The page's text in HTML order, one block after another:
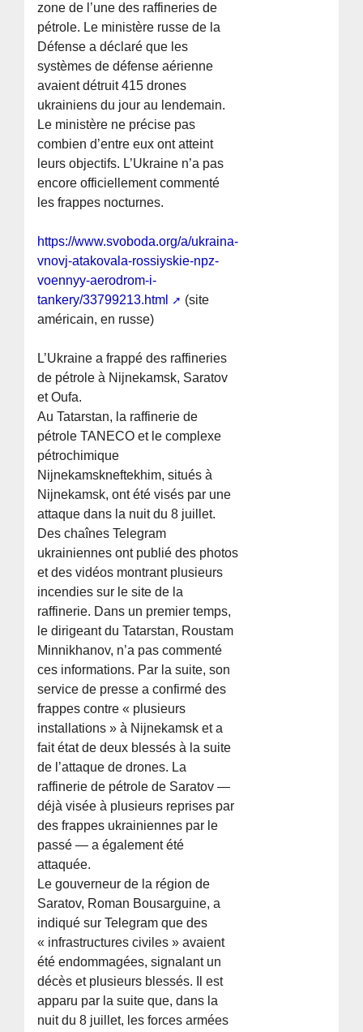
zone de l’une des raffineries de
pétrole. Le ministère russe de la
Défense a déclaré que les
systèmes de défense aérienne
avaient détruit 415 drones
ukrainiens du jour au lendemain.
Le ministère ne précise pas
combien d’entre eux ont atteint
leurs objectifs. L’Ukraine n’a pas
encore officiellement commenté
les frappes nocturnes.
https://www.svoboda.org/a/ukraina-
vnovj-atakovala-rossiyskie-npz-
voennyy-aerodrom-i-
tankery/33799213.html
(site
américain, en russe)
L’Ukraine a frappé des raffineries
de pétrole à Nijnekamsk, Saratov
et Oufa.
Au Tatarstan, la raffinerie de
pétrole TANECO et le complexe
pétrochimique
Nijnekamskneftekhim, situés à
Nijnekamsk, ont été visés par une
attaque dans la nuit du 8 juillet.
Des chaînes Telegram
ukrainiennes ont publié des photos
et des vidéos montrant plusieurs
incendies sur le site de la
raffinerie. Dans un premier temps,
le dirigeant du Tatarstan, Roustam
Minnikhanov, n’a pas commenté
ces informations. Par la suite, son
service de presse a confirmé des
frappes contre « plusieurs
installations » à Nijnekamsk et a
fait état de deux blessés à la suite
de l’attaque de drones. La
raffinerie de pétrole de Saratov —
déjà visée à plusieurs reprises par
des frappes ukrainiennes par le
passé — a également été
attaquée.
Le gouverneur de la région de
Saratov, Roman Bousarguine, a
indiqué sur Telegram que des
« infrastructures civiles » avaient
été endommagées, signalant un
décès et plusieurs blessés. Il est
apparu par la suite que, dans la
nuit du 8 juillet, les forces armées